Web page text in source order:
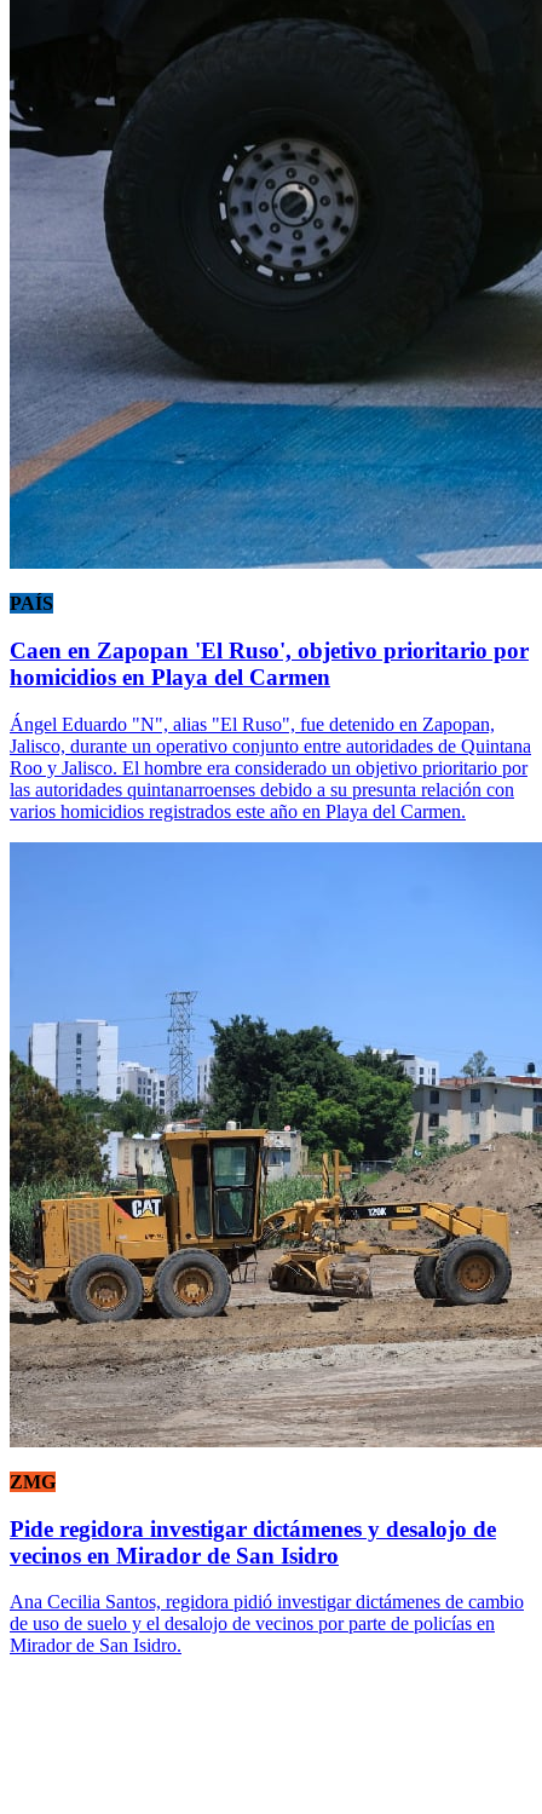
PAÍS
Caen en Zapopan 'El Ruso', objetivo prioritario por
homicidios en Playa del Carmen
Ángel Eduardo "N", alias "El Ruso", fue detenido en Zapopan,
Jalisco, durante un operativo conjunto entre autoridades de Quintana
Roo y Jalisco. El hombre era considerado un objetivo prioritario por
las autoridades quintanarroenses debido a su presunta relación con
varios homicidios registrados este año en Playa del Carmen.
ZMG
Pide regidora investigar dictámenes y desalojo de
vecinos en Mirador de San Isidro
Ana Cecilia Santos, regidora pidió investigar dictámenes de cambio
de uso de suelo y el desalojo de vecinos por parte de policías en
Mirador de San Isidro.